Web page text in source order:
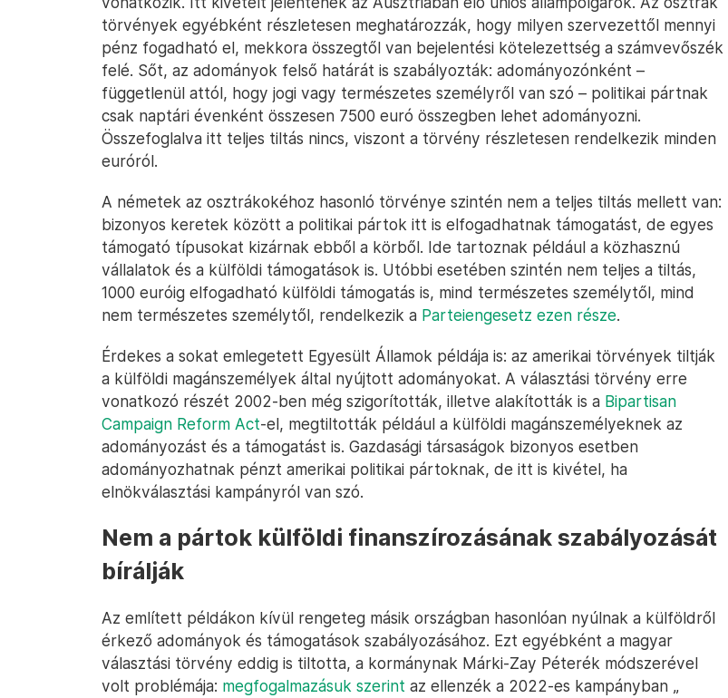
törvények egyébként részletesen meghatározzák, hogy milyen szervezettől mennyi
pénz fogadható el, mekkora összegtől van bejelentési kötelezettség a számvevőszék
felé. Sőt, az adományok felső határát is szabályozták: adományozónként –
függetlenül attól, hogy jogi vagy természetes személyről van szó – politikai pártnak
csak naptári évenként összesen 7500 euró összegben lehet adományozni.
Összefoglalva itt teljes tiltás nincs, viszont a törvény részletesen rendelkezik minden
euróról.
A németek az osztrákokéhoz hasonló törvénye szintén nem a teljes tiltás mellett van:
bizonyos keretek között a politikai pártok itt is elfogadhatnak támogatást, de egyes
támogató típusokat kizárnak ebből a körből. Ide tartoznak például a közhasznú
vállalatok és a külföldi támogatások is. Utóbbi esetében szintén nem teljes a tiltás,
1000 euróig elfogadható külföldi támogatás is, mind természetes személytől, mind
nem természetes személytől, rendelkezik a Parteiengesetz ezen része.
Érdekes a sokat emlegetett Egyesült Államok példája is: az amerikai törvények tiltják
a külföldi magánszemélyek által nyújtott adományokat. A választási törvény erre
vonatkozó részét 2002-ben még szigorították, illetve alakították is a Bipartisan
Campaign Reform Act-el, megtiltották például a külföldi magánszemélyeknek az
adományozást és a támogatást is. Gazdasági társaságok bizonyos esetben
adományozhatnak pénzt amerikai politikai pártoknak, de itt is kivétel, ha
elnökválasztási kampányról van szó.
Nem a pártok külföldi finanszírozásának szabályozását
bírálják
Az említett példákon kívül rengeteg másik országban hasonlóan nyúlnak a külföldről
érkező adományok és támogatások szabályozásához. Ezt egyébként a magyar
választási törvény eddig is tiltotta, a kormánynak Márki-Zay Péterék módszerével
volt problémája: megfogalmazásuk szerint az ellenzék a 2022-es kampányban „